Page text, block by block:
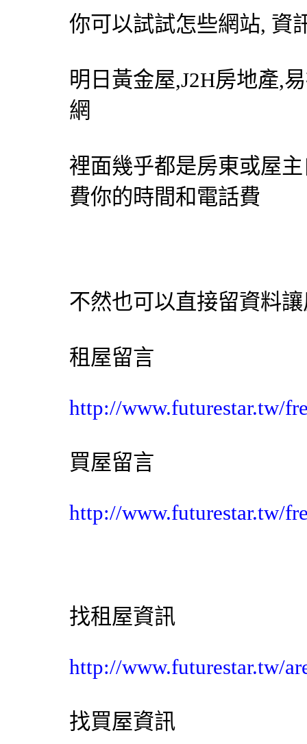
你可以試試怎些網站, 資
明日黃金屋,J2H房地產,
網
裡面幾乎都是房東或屋
費你的時間和電話費
不然也可以直接留資料
租屋留言
http://www.futurestar.tw/
買屋留言
http://www.futurestar.tw/
找租屋資訊
http://www.futurestar.tw/
找買屋資訊